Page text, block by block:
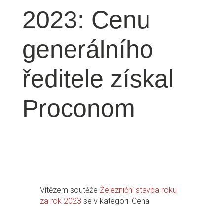
2023: Cenu
generálního
ředitele získal
Proconom
Vítězem soutěže Železniční stavba roku
za rok 2023 se v kategorii Cena